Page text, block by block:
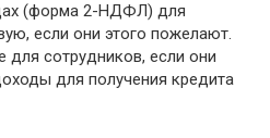
(форма 2-НДФЛ) для
если они этого пожелают.
для сотрудников, если они
для получения кредита